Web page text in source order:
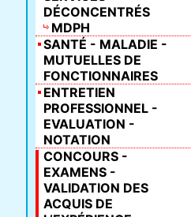
DÉCONCENTRÉS
MDPH
SANTÉ - MALADIE -
MUTUELLES DE
FONCTIONNAIRES
ENTRETIEN
PROFESSIONNEL -
EVALUATION -
NOTATION
CONCOURS -
EXAMENS -
VALIDATION DES
ACQUIS DE